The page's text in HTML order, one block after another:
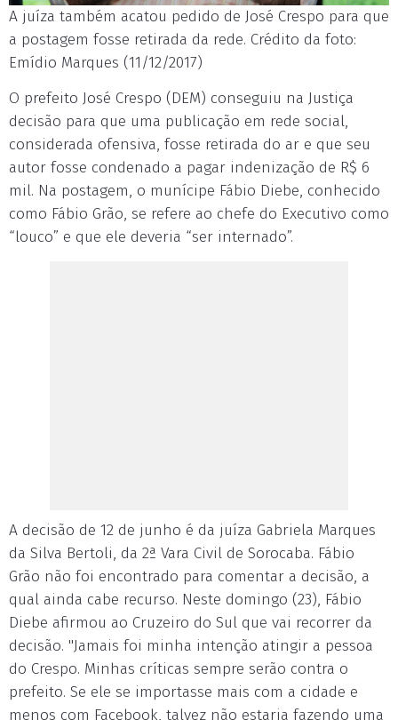
A juíza também acatou pedido de José Crespo para que
a postagem fosse retirada da rede. Crédito da foto:
Emídio Marques (11/12/2017)
O prefeito José Crespo (DEM) conseguiu na Justiça
decisão para que uma publicação em rede social,
considerada ofensiva, fosse retirada do ar e que seu
autor fosse condenado a pagar indenização de R$ 6
mil. Na postagem, o munícipe Fábio Diebe, conhecido
como Fábio Grão, se refere ao chefe do Executivo como
“louco” e que ele deveria “ser internado”.
A decisão de 12 de junho é da juíza Gabriela Marques
da Silva Bertoli, da 2ª Vara Civil de Sorocaba. Fábio
Grão não foi encontrado para comentar a decisão, a
qual ainda cabe recurso. Neste domingo (23), Fábio
Diebe afirmou ao Cruzeiro do Sul que vai recorrer da
decisão. "Jamais foi minha intenção atingir a pessoa
do Crespo. Minhas críticas sempre serão contra o
prefeito. Se ele se importasse mais com a cidade e
menos com Facebook, talvez não estaria fazendo uma